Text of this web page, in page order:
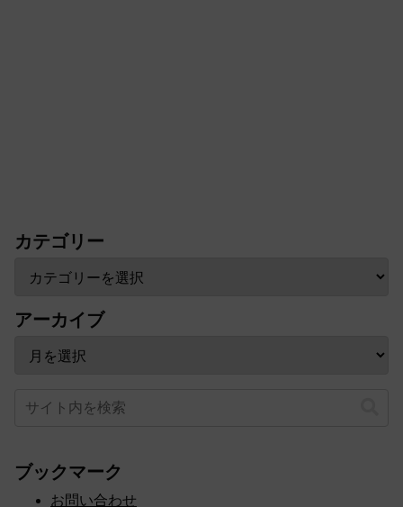
カテゴリー
アーカイブ
ブックマーク
お問い合わせ